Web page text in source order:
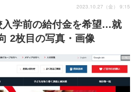
入学前の給付金を希望…就
2枚目の写真・画像
2023.10.27（金） 9:15